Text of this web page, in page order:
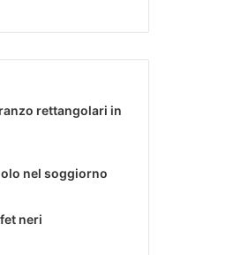
rettangolari in
nel soggiorno
neri